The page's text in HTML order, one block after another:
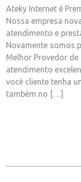
Ateky Internet é
Nossa empresa
atendimento e
Novamente somos
Melhor Provedor
atendimento
você cliente tenha
também no […]